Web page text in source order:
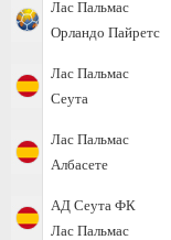
Лас Пальмас
Орландо Пайретс
Лас Пальмас
Сеута
Лас Пальмас
Албасете
АД Сеута ФК
Лас Пальмас